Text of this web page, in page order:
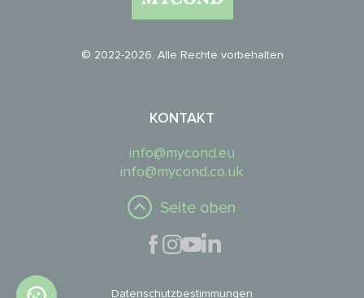
© 2022-2026. Alle Rechte vorbehalten
KONTAKT
info@mycond.eu
info@mycond.co.uk
Seite oben
Datenschutzbestimmungen